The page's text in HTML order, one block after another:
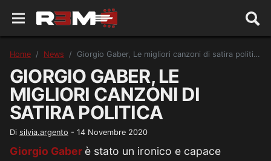
Home News Giorgio Gaber, Le migliori canzoni di satira politica
GIORGIO GABER, LE
MIGLIORI CANZONI DI
SATIRA POLITICA
Di silvia.argento - 14 Novembre 2020
Giorgio Gaber è stato un ironico e capace